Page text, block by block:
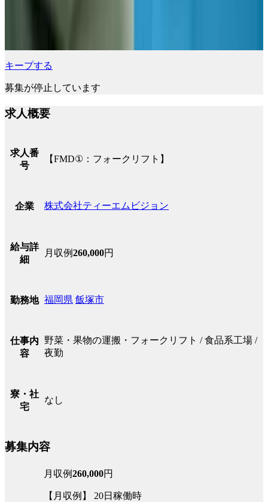
キープする
募集が停止しています
求人概要
求人番
号
【FMD①：フォークリフト】
企業 株式会社ティーエムビジョン
給与詳
細
月収例260,000円
勤務地 福岡県 飯塚市
仕事内
容
野菜・果物の運搬・フォークリフト / 食品系工場 /
夜勤
寮・社
宅
なし
募集内容
月収例260,000円
【月収例】 20日稼働時